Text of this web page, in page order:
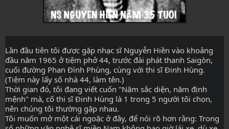
Lần đầu tiên tôi được gặp nhạc sĩ Nguyễn Hiền vào khoảng
đầu năm 1965 ở tiệm phở 44, trước đài phát thanh Saigòn,
cuối đường Phan Đình Phùng, cùng với thi sĩ Đinh Hùng.
(Tiệm này lấy số nhà 44, làm tên.)
Thời gian đó, tôi đang viết cuốn "Năm sắc diện, năm định
mệnh" mà, cố thi sĩ Đinh Hùng là 1 trong 5 người tôi chọn,
nên chúng tôi thường gặp nhau.
Tôi muốn mở một cái ngoặc ở đây, để nói rõ hơn rằng: Trong